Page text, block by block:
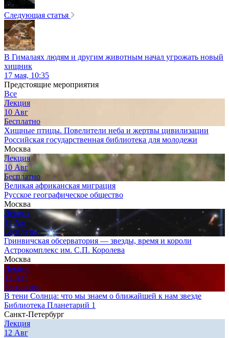
Следующая статья
В Гималаях людям и другим животным начал угрожать новый
хищник
17 мая, 10:35
Предстоящие мероприятия
Все
Лекция
10 Авг
Бесплатно
Хищные птицы. Повелители неба и жертвы цивилизации
Российская государственная библиотека для молодежи
Москва
Лекция
10 Авг
Бесплатно
Великая африканская миграция
Русское географическое общество
Москва
Лекция
11 Авг
Бесплатно
Гринвичская обсерватория — звезды, время и короли
Астрокомплекс им. С.П. Королева
Москва
Лекция
12 Авг
Бесплатно
В тени Солнца: что мы знаем о ближайшей к нам звезде
Библиотека Планетарий 1
Санкт-Петербург
Лекция
12 Авг